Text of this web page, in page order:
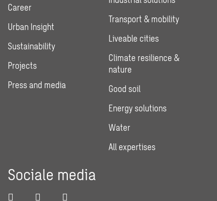
Career
Urban Insight
Sustainability
Projects
Press and media
Transport & mobility
Liveable cities
Climate resilience &
nature
Good soil
Energy solutions
Water
All expertises
Sociale media